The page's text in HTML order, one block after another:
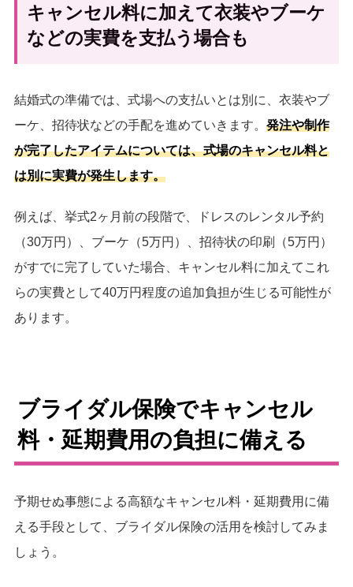
キャンセル料に加えて衣装やブーケ
などの実費を支払う場合も
結婚式の準備では、式場への支払いとは別に、衣装やブ
ーケ、招待状などの手配を進めていきます。 発注や制作
が完了したアイテムについては、式場のキャンセル料と
は別に実費が発生します。
例えば、挙式2ヶ月前の段階で、ドレスのレンタル予約
（30万円）、ブーケ（5万円）、招待状の印刷（5万円）
がすでに完了していた場合、キャンセル料に加えてこれ
らの実費として40万円程度の追加負担が生じる可能性が
あります。
ブライダル保険でキャンセル
料・延期費用の負担に備える
予期せぬ事態による高額なキャンセル料・延期費用に備
える手段として、ブライダル保険の活用を検討してみま
しょう。